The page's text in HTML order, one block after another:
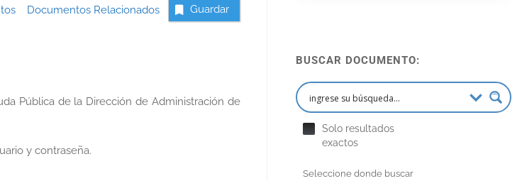
Documentos Relacionados Guardar
Pública de la Dirección de Administración de
y contraseña.
BUSCAR DOCUMENTO:
Solo resultados
exactos
Seleccione donde buscar